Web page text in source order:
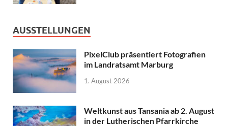
AUSSTELLUNGEN
PixelClub präsentiert Fotografien
im Landratsamt Marburg
1. August 2026
Weltkunst aus Tansania ab 2. August
in der Lutherischen Pfarrkirche